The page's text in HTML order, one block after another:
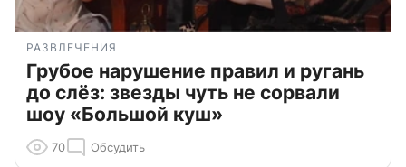
РАЗВЛЕЧЕНИЯ
Грубое нарушение правил и ругань
до слёз: звезды чуть не сорвали
шоу «Большой куш»
70 Обсудить